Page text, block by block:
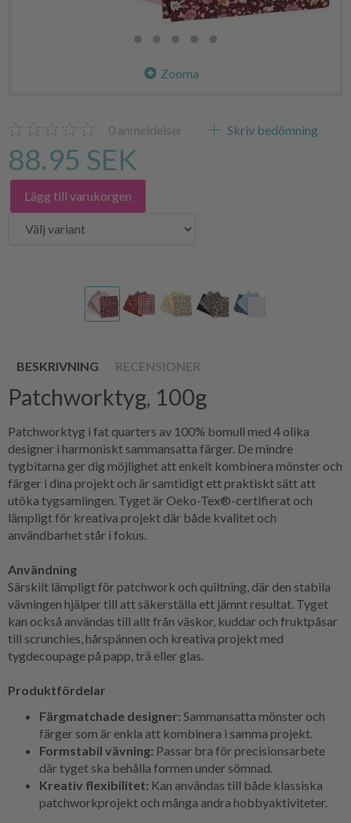
Zooma
0 anmeldelser Skriv bedömning
88.95 SEK
Lägg till varukorgen
BESKRIVNING RECENSIONER
Patchworktyg, 100g
Patchworktyg i fat quarters av 100% bomull med 4 olika
designer i harmoniskt sammansatta färger. De mindre
tygbitarna ger dig möjlighet att enkelt kombinera mönster och
färger i dina projekt och är samtidigt ett praktiskt sätt att
utöka tygsamlingen. Tyget är Oeko-Tex®-certifierat och
lämpligt för kreativa projekt där både kvalitet och
användbarhet står i fokus.
Användning
Särskilt lämpligt för patchwork och quiltning, där den stabila
vävningen hjälper till att säkerställa ett jämnt resultat. Tyget
kan också användas till allt från väskor, kuddar och fruktpåsar
till scrunchies, hårspännen och kreativa projekt med
tygdecoupage på papp, trä eller glas.
Produktfördelar
Färgmatchade designer: Sammansatta mönster och
färger som är enkla att kombinera i samma projekt.
Formstabil vävning: Passar bra för precisionsarbete
där tyget ska behålla formen under sömnad.
Kreativ flexibilitet: Kan användas till både klassiska
patchworkprojekt och många andra hobbyaktiviteter.